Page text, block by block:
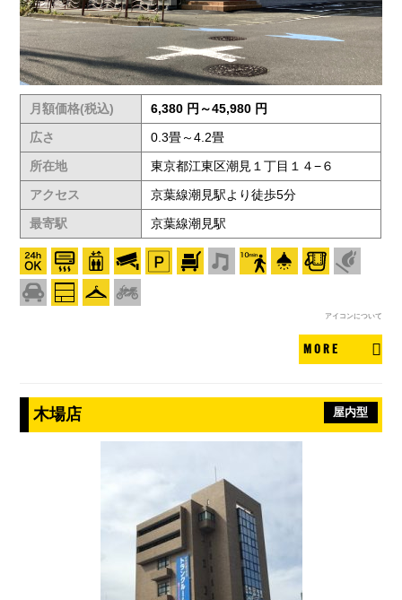
月額価格(税込)
6,380 円～45,980 円
広さ
0.3畳～4.2畳
所在地
東京都江東区潮見１丁目１４−６
アクセス
京葉線潮見駅より徒歩5分
最寄駅
京葉線潮見駅
アイコンについて
MORE
木場店 屋内型